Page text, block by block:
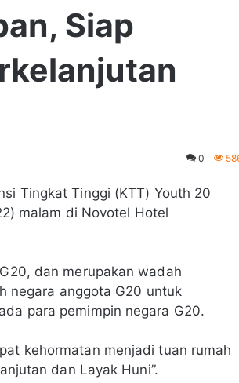
Siap
0
Tingkat Tinggi (KTT) Youth 20
malam di Novotel Hotel
dan merupakan wadah
negara anggota G20 untuk
para pemimpin negara G20.
kehormatan menjadi tuan rumah
dan Layak Huni”.